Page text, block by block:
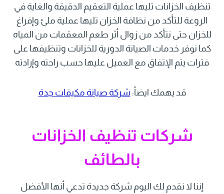
تنظيف الخزانات تليها عملية التعقيم الدقيقة والغاية في
الروعة للتأكد من نظافة الخزان تليها عملية ملئ وإفراغ
للخزان حتى نتأكد من زوال أثر طعم المعقمات من المياه
كما نوفر خدمات الصيانة الدورية للخزانات وتنظيفها على
فترات يتم الإتفاق مع العميل عليها حسب راحته وإرادته
قد يهمك ايضاً: شركة صيانة مكيفات جدة
شركات تنظيف الخزانات
بالطائف
إننا لا نقدم لك اليوم شركة جديدة تدعي أنها الأفضل